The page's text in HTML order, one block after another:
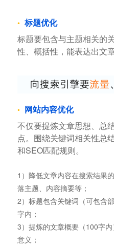
标题优化
标题要包含与主题相关的
性、概括性，能表达出文
网站内容优化
不仅要提炼文章思想、总
点。围绕关键词相关性总
和SEO匹配规则。
1）降低文章内容在搜索结果
落主题、内容摘要等；
2）标题包含关键词（可包含
字内；
3）提炼的文章概要（100字
意义；